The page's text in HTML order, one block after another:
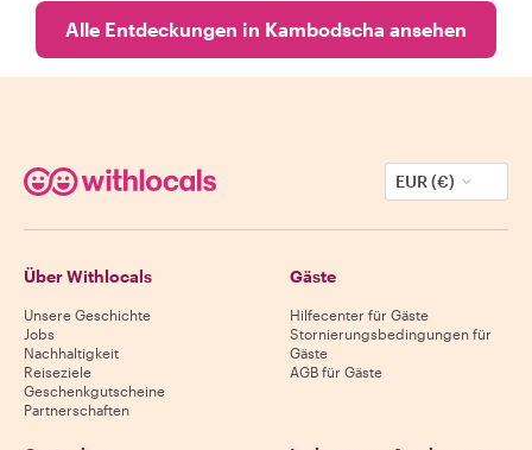
Alle Entdeckungen in Kambodscha ansehen
EUR (€)
Über Withlocals
Unsere Geschichte
Jobs
Nachhaltigkeit
Reiseziele
Geschenkgutscheine
Partnerschaften
Gäste
Hilfecenter für Gäste
Stornierungsbedingungen für
Gäste
AGB für Gäste